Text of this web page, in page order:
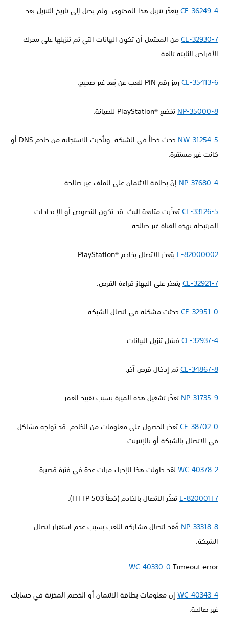
CE-36249-4 يتعذّر تنزيل هذا المحتوى. ولم يصل إلى تاريخ التنزيل بعد.
CE-32930-7 من المحتمل أن تكون البيانات التي تم تنزيلها على محرك
الأقراص الثابتة تالفة.
CE-35413-6 رمز رقم PIN للعب عن بُعد غير صحيح.
NP-35000-8 تخضع PlayStation®‎ للصيانة.
NW-31254-5
حدث خطأ في الشبكة. وتأخرت الاستجابة من خادم DNS أو
كانت غير مستقرة.
NP-37680-4 إنّ بطاقة الائتمان على الملف غير صالحة.
CE-33126-5 تعذّرت متابعة البث. قد تكون النصوص أو الإعدادات
المرتبطة بهذه القناة غير صالحة.
E-82000002 يتعذر الاتصال بخادم PlayStation®‎.
CE-32921-7 يتعذر على الجهاز قراءة القرص.
CE-32951-0 حدثت مشكلة في اتصال الشبكة.
CE-32937-4 فشل تنزيل البيانات.
CE-34867-8 تم إدخال قرص آخر.
NP-31735-9 تعذّر تشغيل هذه الميزة بسبب تقييد العمر.
CE-38702-0 تعذر الحصول على معلومات من الخادم. قد تواجه مشاكل
في الاتصال بالشبكة أو بالإنترنت.
WC-40378-2 لقد حاولت هذا الإجراء مرات عدة في فترة قصيرة.
E-820001F7 تعذّر الاتصال بالخادم (خطأ HTTP 503).
NP-33318-8 فُقد اتصال مشاركة اللعب بسبب عدم استقرار اتصال
الشبكة.
WC-40330-0 Timeout error.
WC-40343-4 إن معلومات بطاقة الائتمان أو الخصم المخزنة في حسابك
غير صالحة.